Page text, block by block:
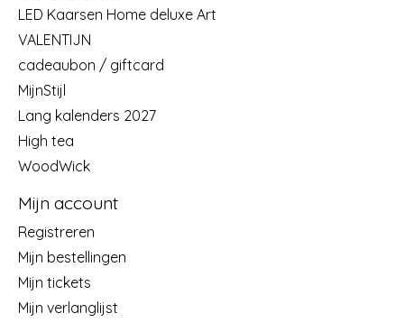
LED Kaarsen Home deluxe Art
VALENTIJN
cadeaubon / giftcard
MijnStijl
Lang kalenders 2027
High tea
WoodWick
Mijn account
Registreren
Mijn bestellingen
Mijn tickets
Mijn verlanglijst